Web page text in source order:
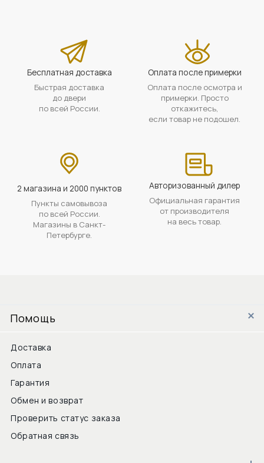
Бесплатная доставка
Быстрая доставка
до двери
по всей России.
Оплата после примерки
Оплата после осмотра и
примерки. Просто
откажитесь,
если товар не подошел.
2 магазина и 2000 пунктов
Пункты самовывоза
по всей России.
Магазины в Санкт-
Петербурге.
Авторизованный дилер
Официальная гарантия
от производителя
на весь товар.
Помощь
Доставка
Оплата
Гарантия
Обмен и возврат
Проверить статус заказа
Обратная связь